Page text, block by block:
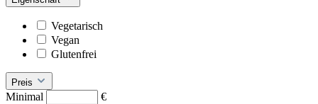
Vegetarisch
Vegan
Glutenfrei
Preis
Minimal
€